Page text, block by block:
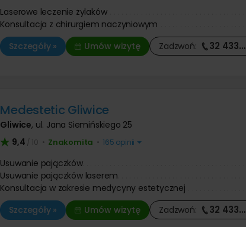
Laserowe leczenie żylaków
Konsultacja z chirurgiem naczyniowym
Szczegóły »
Umów wizytę Zadzwoń: 32 433…
Medestetic Gliwice
Gliwice, ul. Jana Siemińskiego 25
9,4 / 10 • Znakomita • 165 opinii
Usuwanie pajączków
Usuwanie pajączków laserem
Konsultacja w zakresie medycyny estetycznej
Szczegóły »
Umów wizytę Zadzwoń: 32 433…